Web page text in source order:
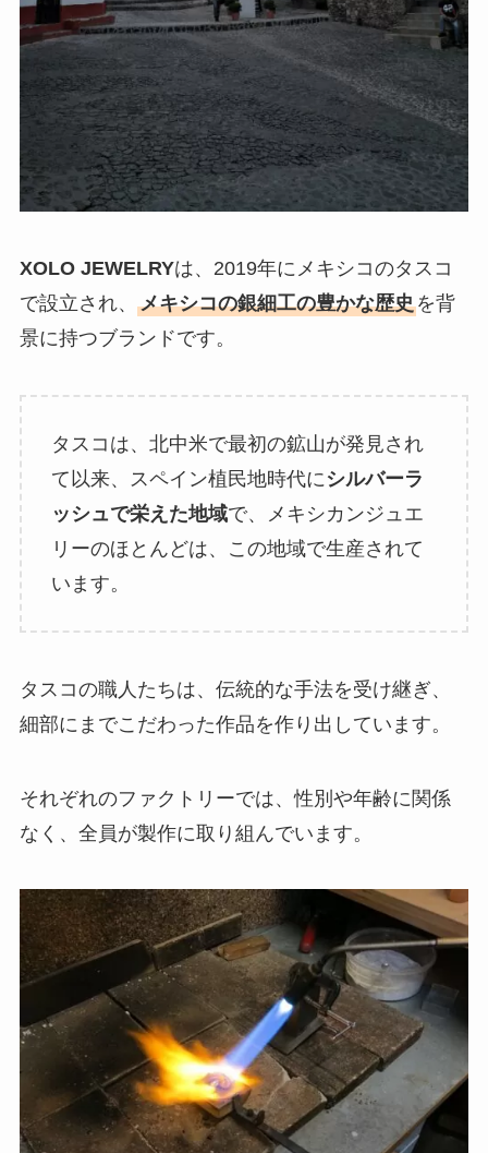
XOLO JEWELRYは、2019年にメキシコのタスコ
で設立され、 メキシコの銀細工の豊かな歴史を背
景に持つブランドです。
タスコは、北中米で最初の鉱山が発見され
て以来、スペイン植民地時代にシルバーラ
ッシュで栄えた地域で、メキシカンジュエ
リーのほとんどは、この地域で生産されて
います。
タスコの職人たちは、伝統的な手法を受け継ぎ、
細部にまでこだわった作品を作り出しています。
それぞれのファクトリーでは、性別や年齢に関係
なく、全員が製作に取り組んでいます。